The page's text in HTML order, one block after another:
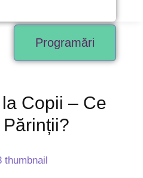
Programări
Copii – Ce